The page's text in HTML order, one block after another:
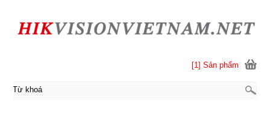
[1] Sản phẩm